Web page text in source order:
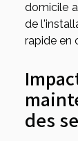
domicile
de
rapide en
des